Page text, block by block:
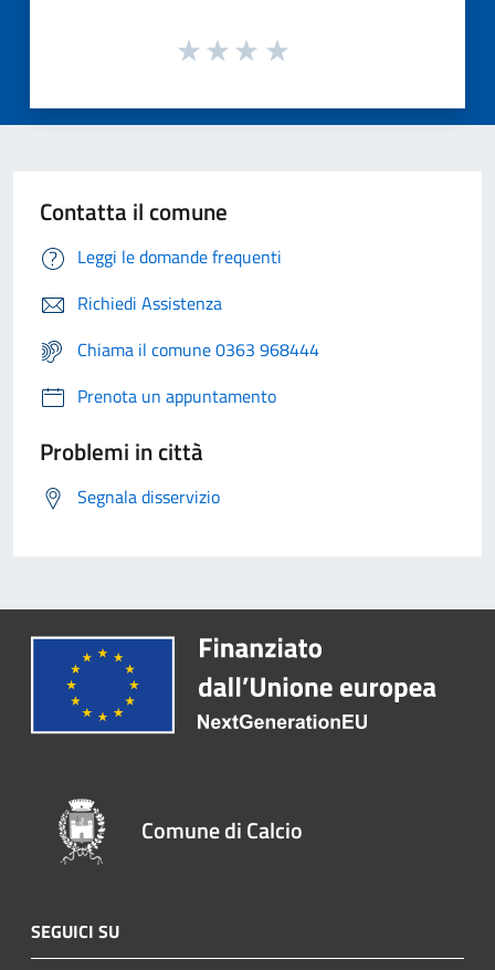
Contatta il comune
Leggi le domande frequenti
Richiedi Assistenza
Chiama il comune 0363 968444
Prenota un appuntamento
Problemi in città
Segnala disservizio
Comune di Calcio
SEGUICI SU